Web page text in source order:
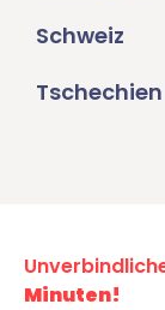
Schweiz
Tschechien
Minuten!